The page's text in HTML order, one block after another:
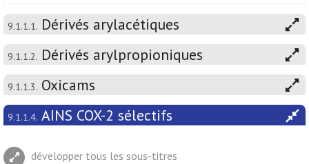
9.1.1.1. Dérivés arylacétiques
9.1.1.2. Dérivés arylpropioniques
9.1.1.3. Oxicams
9.1.1.4. AINS COX-2 sélectifs
développer tous les sous-titres